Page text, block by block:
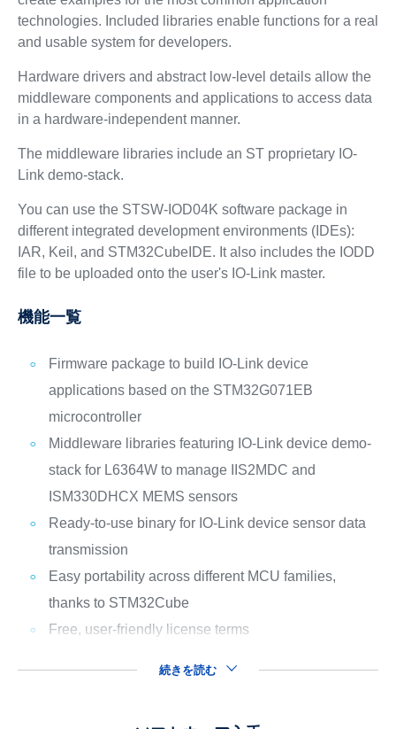
technologies. Included libraries enable functions for a real
and usable system for developers.
Hardware drivers and abstract low-level details allow the
middleware components and applications to access data
in a hardware-independent manner.
The middleware libraries include an ST proprietary IO-
Link demo-stack.
You can use the STSW-IOD04K software package in
different integrated development environments (IDEs):
IAR, Keil, and STM32CubeIDE. It also includes the IODD
file to be uploaded onto the user's IO-Link master.
機能一覧
Firmware package to build IO-Link device
applications based on the STM32G071EB
microcontroller
Middleware libraries featuring IO-Link device demo-
stack for L6364W to manage IIS2MDC and
ISM330DHCX MEMS sensors
Ready-to-use binary for IO-Link device sensor data
transmission
Easy portability across different MCU families,
thanks to STM32Cube
Free, user-friendly license terms
続きを読む